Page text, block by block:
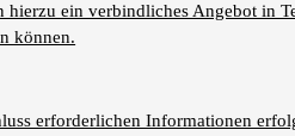
ein verbindliches Angebot in
können.
erforderlichen Informationen